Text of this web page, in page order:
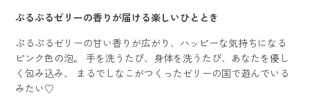
ぷるぷるゼリーの香りが届ける楽しいひととき
ぷるぷるゼリーの甘い香りが広がり、ハッピーな気持ちになる
ピンク色の泡。 手を洗うたび、身体を洗うたび、あなたを優し
く包み込み、 まるでしなこがつくったゼリーの国で遊んでいる
みたい♡